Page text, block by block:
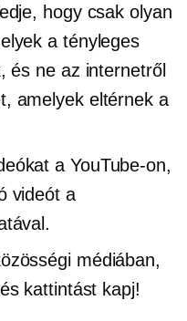
hogy csak olyan
a tényleges
és ne az internetről
amelyek eltérnek a
a YouTube-on,
videót a
médiában,
kattintást kapj!